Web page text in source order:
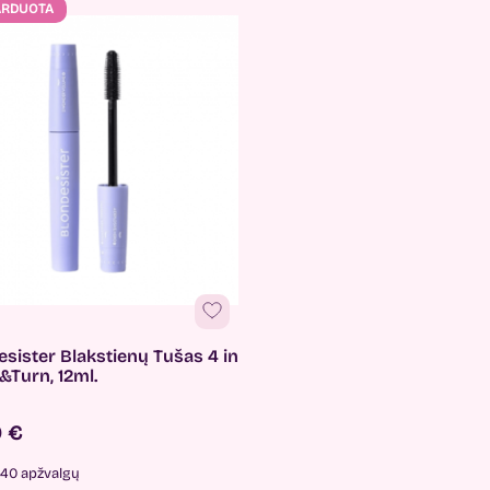
Blakstienų Tušas 4 in
12ml.
€
40 apžvalgų